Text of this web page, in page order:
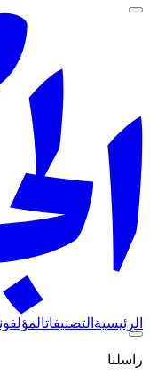
الرئيسية التصنيفاتالمؤلفون
راسلنا